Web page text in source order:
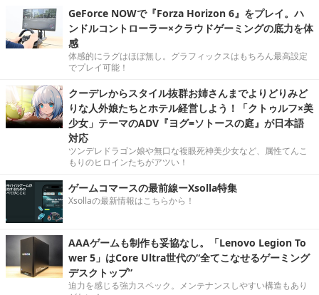
GeForce NOWで『Forza Horizon 6』をプレイ。ハ
ンドルコントローラー×クラウドゲーミングの底力を体
感
体感的にラグはほぼ無し。グラフィックスはもちろん最高設定
でプレイ可能！
クーデレからスタイル抜群お姉さんまでよりどりみど
りな人外娘たちとホテル経営しよう！「クトゥルフ×美
少女」テーマのADV『ヨグ=ソトースの庭』が日本語
対応
ツンデレドラゴン娘や無口な複眼死神美少女など、属性てんこ
もりのヒロインたちがアツい！
ゲームコマースの最前線ーXsolla特集
Xsollaの最新情報はこちらから！
AAAゲームも制作も妥協なし。「Lenovo Legion To
wer 5」はCore Ultra世代の“全てこなせるゲーミング
デスクトップ”
迫力を感じる強力スペック。メンテナンスしやすい構造もあり